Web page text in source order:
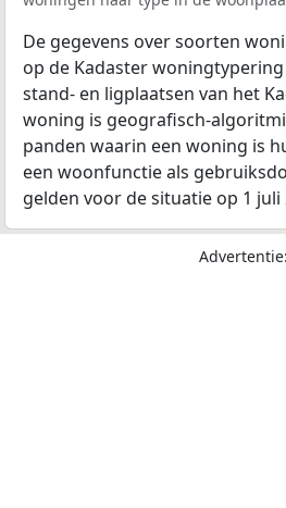
De gegevens over soorten
op de Kadaster
stand- en ligplaatsen van het
woning is geografisch-
panden waarin een woning is
een woonfunctie als
gelden voor de situatie op 1 juli
Advertentie: